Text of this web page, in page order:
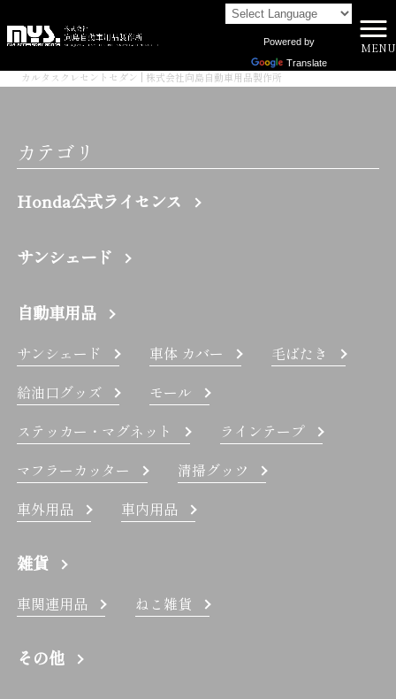
Powered by
Translate
MENU
カルタスクレセントセダン | 株式会社向島自動車用品製作所
カテゴリ
Honda公式ライセンス
サンシェード
自動車用品
サンシェード 車体 カバー
毛ばたき
給油口グッズ
モール
ステッカー・マグネット
ラインテープ
マフラーカッター
清掃グッツ
車外用品
車内用品
雑貨
車関連用品 ねこ雑貨
その他